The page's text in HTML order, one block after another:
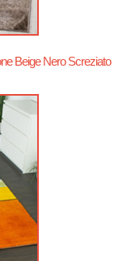
Beige Nero Screziato